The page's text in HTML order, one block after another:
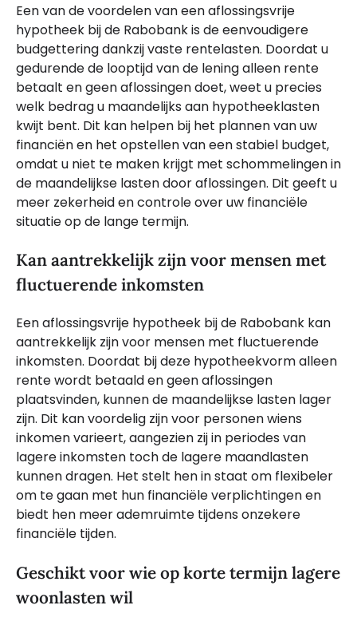
Een van de voordelen van een aflossingsvrije
hypotheek bij de Rabobank is de eenvoudigere
budgettering dankzij vaste rentelasten. Doordat u
gedurende de looptijd van de lening alleen rente
betaalt en geen aflossingen doet, weet u precies
welk bedrag u maandelijks aan hypotheeklasten
kwijt bent. Dit kan helpen bij het plannen van uw
financiën en het opstellen van een stabiel budget,
omdat u niet te maken krijgt met schommelingen in
de maandelijkse lasten door aflossingen. Dit geeft u
meer zekerheid en controle over uw financiële
situatie op de lange termijn.
Kan aantrekkelijk zijn voor mensen met
fluctuerende inkomsten
Een aflossingsvrije hypotheek bij de Rabobank kan
aantrekkelijk zijn voor mensen met fluctuerende
inkomsten. Doordat bij deze hypotheekvorm alleen
rente wordt betaald en geen aflossingen
plaatsvinden, kunnen de maandelijkse lasten lager
zijn. Dit kan voordelig zijn voor personen wiens
inkomen varieert, aangezien zij in periodes van
lagere inkomsten toch de lagere maandlasten
kunnen dragen. Het stelt hen in staat om flexibeler
om te gaan met hun financiële verplichtingen en
biedt hen meer ademruimte tijdens onzekere
financiële tijden.
Geschikt voor wie op korte termijn lagere
woonlasten wil